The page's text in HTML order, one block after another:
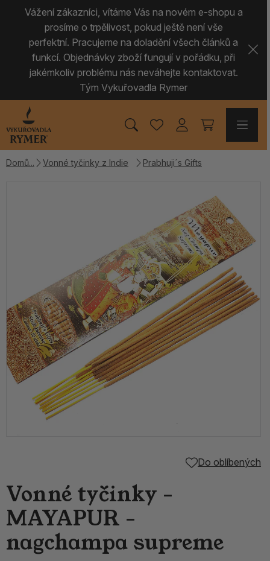
Vážení zákazníci, vítáme Vás na novém e-shopu a
prosíme o trpělivost, pokud ještě není vše
perfektní. Pracujeme na doladění všech článků a
funkcí. Objednávky zboží fungují v pořádku, při
jakémkoliv problému nás neváhejte kontaktovat.
Tým Vykuřovadla Rymer
Domů Vonné tyčinky z Indie Prabhuji´s Gifts
Do oblíbených
Vonné tyčinky -
MAYAPUR -
nagchampa supreme